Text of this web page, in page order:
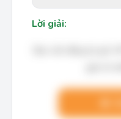
Lời giải: